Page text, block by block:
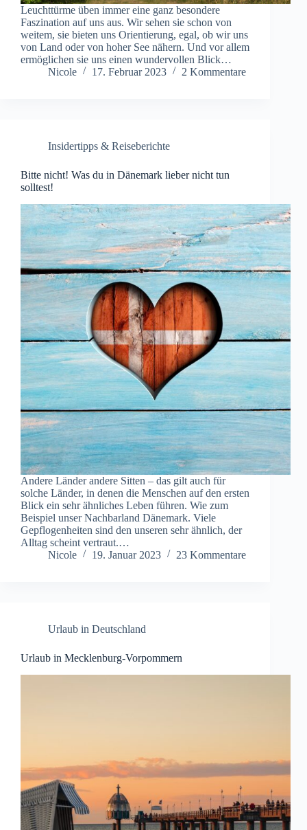
Leuchttürme üben immer eine ganz besondere
Faszination auf uns aus. Wir sehen sie schon von
weitem, sie bieten uns Orientierung, egal, ob wir uns
von Land oder von hoher See nähern. Und vor allem
ermöglichen sie uns einen wundervollen Blick…
Nicole
17. Februar 2023 2 Kommentare
Insidertipps & Reiseberichte
Bitte nicht! Was du in Dänemark lieber nicht tun
solltest!
Andere Länder andere Sitten – das gilt auch für
solche Länder, in denen die Menschen auf den ersten
Blick ein sehr ähnliches Leben führen. Wie zum
Beispiel unser Nachbarland Dänemark. Viele
Gepflogenheiten sind den unseren sehr ähnlich, der
Alltag scheint vertraut.…
Nicole
19. Januar 2023 23 Kommentare
Urlaub in Deutschland
Urlaub in Mecklenburg-Vorpommern